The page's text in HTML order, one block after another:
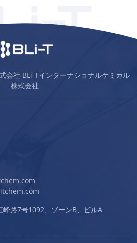
会社 BLi-Tインターナショナルケミカル
株式会社
峰路7号1092、ゾーンB、ビルA